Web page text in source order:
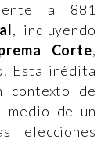
a 881
, incluyendo
Corte,
Esta inédita
contexto de
medio de un
elecciones